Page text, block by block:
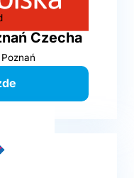
Czecha